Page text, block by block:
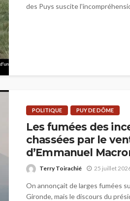
des Puys suscite
POLITIQUE PUY DE DÔME
Les fumées des
chassées par le
d’Emmanuel
Terry Toirachié 25 juillet
On annonçait de larges fumées
Gironde, mais le discours du